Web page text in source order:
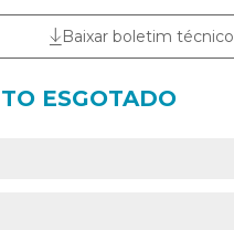
Baixar boletim técnico